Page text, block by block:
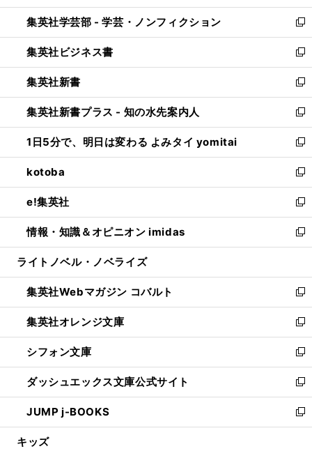
開
く
ウ
で
開
く
ン
ド
ウ
で
開
く
ウ
ィ
ン
ド
ウ
で
開
く
集英社学芸部 - 学芸・ノンフィクション
新
し
い
ウ
ィ
ン
ド
ウ
で
開
く
集英社ビジネス書
新
し
い
ウ
ィ
ン
ド
ウ
で
開
く
集英社新書
新
し
い
ウ
ィ
ン
ド
ウ
で
開
く
集英社新書プラス - 知の水先案内人
新
し
い
ウ
ィ
ン
ド
ウ
で
開
1日5分で、明日は変わる よみタイ yomitai
新
し
い
ウ
ィ
ン
ド
ウ
開
く
kotoba
新
し
い
ウ
ィ
ン
ウ
で
開
く
e!集英社
新
し
い
ウ
ン
ド
ウ
で
開
く
情報・知識＆オピニオン imidas
新
し
ウ
ィ
ン
ド
ウ
で
開
く
ライトノベル・ノベライズ
集英社Webマガジン コバルト
新
し
い
ウ
ィ
ン
ド
ウ
で
開
集英社オレンジ文庫
新
し
い
ウ
ィ
ン
ド
ウ
シフォン文庫
新
し
い
ウ
ィ
ン
ダッシュエックス文庫公式サイト
新
し
い
ウ
JUMP j-BOOKS
新
し
キッズ